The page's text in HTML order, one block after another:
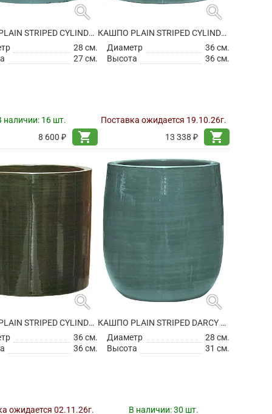
search
КАШПО PLAIN STRIPED CYLINDER AQUA
28 см.
27 см.
наличии: 16 шт.
8 600 ₽
shopping_cart
search
КАШПО PLAIN STRIPED CYLINDER AQUA
Диаметр
36 см.
Высота
36 см.
Поставка ожидается 19.10.26г.
13 338 ₽
shopping_cart
search
КАШПО PLAIN STRIPED CYLINDER OLIVE
36 см.
36 см.
ожидается 02.11.26г.
search
КАШПО PLAIN STRIPED DARCY AQUA
Диаметр
28 см.
Высота
31 см.
В наличии:30 шт.